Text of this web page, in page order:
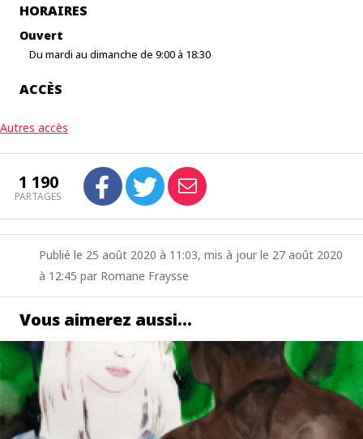
HORAIRES
Ouvert
Du mardi au dimanche de 9:00 à 18:30
ACCÈS
Autres accès
1 190
PARTAGES
Publié le 25 août 2020 à 11:03, mis à jour le 27 août 2020
à 12:45 par Romane Fraysse
Vous aimerez aussi…